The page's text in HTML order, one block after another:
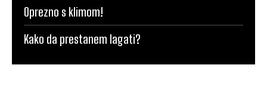
Oprezno s klimom!
Kako da prestanem lagati?